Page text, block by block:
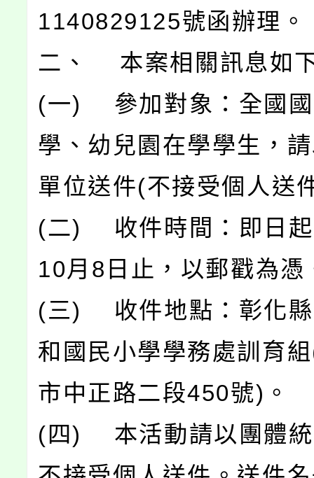
1140829125號函辦理。
二、 本案相關訊息如
(一) 參加對象：全國國
學、幼兒園在學學生，
單位送件(不接受個人送
(二) 收件時間：即日
10月8日止，以郵戳為憑
(三) 收件地點：彰化縣
和國民小學學務處訓育
市中正路二段450號)。
(四) 本活動請以團體統